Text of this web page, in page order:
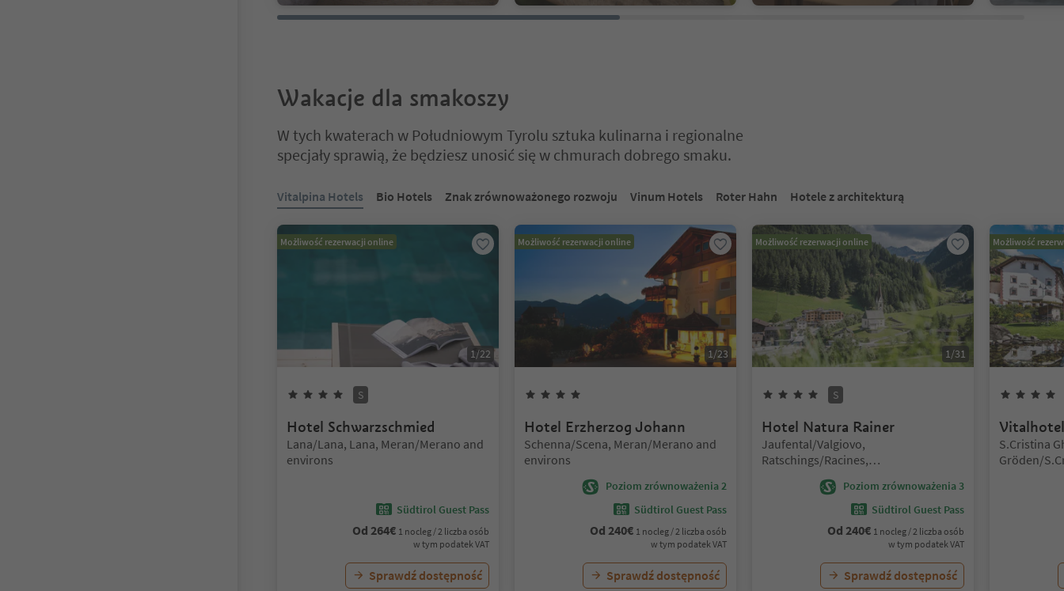
Wakacje dla smakoszy
W tych kwaterach w Południowym Tyrolu sztuka kulinarna i regionalne
specjały sprawią, że będziesz unosić się w chmurach dobrego smaku.
Znajdujesz się na suwaku z zakładkami. Wybierz zakładkę, aby zobaczyć jej zawartość. Naciśnij Enter lub Spację, aby wejść do karty suwaka. Naciśnij
Vitalpina Hotels Bio Hotels Znak zrównoważonego rozwoju Vinum Hotels Roter Hahn Hotele z architekturą
Możliwość rezerwacji online
1/22
Gwiazdki
S
Hotel Schwarzschmied
Lokalizacja:
Lana/Lana, Lana, Meran/Merano and
environs
Südtirol Guest Pass
Od 264€ 1 nocleg / 2 liczba osób
w tym podatek VAT
Sprawdź dostępność
Możliwość rezerwacji online
1/23
Hotel Erzherzog Johann
Lokalizacja:
Schenna/Scena, Meran/Merano and
environs
Poziom zrównoważenia 2
Südtirol Guest Pass
Od 240€ 1 nocleg / 2 liczba osób
w tym podatek VAT
Sprawdź dostępność
Możliwość rezerwacji online
1/31
Gwiazdki
S
Hotel Natura Rainer
Lokalizacja:
Jaufental/Valgiovo,
Ratschings/Racines,
Sterzing/Vipiteno and environs
Poziom zrównoważenia 3
Südtirol Guest Pass
Od 240€ 1 nocleg / 2 liczba osób
w tym podatek VAT
Sprawdź dostępność
Możliwość
Lokalizacja:
S.Cristina
Gröden/